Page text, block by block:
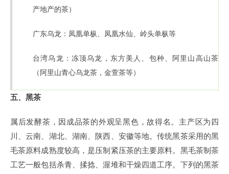
产地产的茶）
广东乌龙：凤凰单枞、凤凰水仙、岭头单枞等
台湾乌龙：冻顶乌龙，东方美人、包种、阿里山高山茶
（阿里山青心乌龙茶，金萱茶等）
五、黑茶
属后发酵茶，因成品茶的外观呈黑色，故得名。主产区为四
川、云南、湖北、湖南、陕西、安徽等地。传统黑茶采用的黑
毛茶原料成熟度较高，是压制紧压茶的主要原料。黑毛茶制茶
工艺一般包括杀青、揉捻、渥堆和干燥四道工序。下列的黑茶